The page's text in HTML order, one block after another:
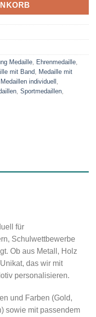
Medaille, Ehrenmedaille,
mit Band, Medaille mit
Medaillen individuell ,
, Sportmedaillen,
für
Schulwettbewerbe
Ob aus Metall, Holz
das wir mit
personalisieren.
und Farben (Gold,
sowie mit passendem